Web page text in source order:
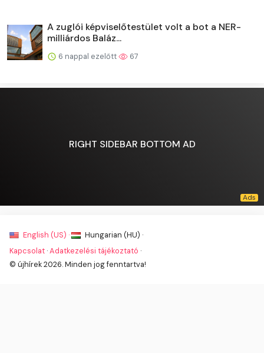
A zuglói képviselőtestület volt a bot a NER-
milliárdos Baláz...
6 nappal ezelőtt 67
RIGHT SIDEBAR BOTTOM AD
English (US) ·
Hungarian (HU) ·
Kapcsolat ·Adatkezelési tájékoztató ·
© újhírek 2026. Minden jog fenntartva!